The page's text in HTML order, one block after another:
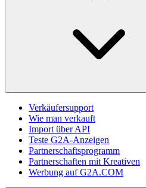
Verkäufersupport
Wie man verkauft
Import über API
Teste G2A-Anzeigen
Partnerschaftsprogramm
Partnerschaften mit Kreativen
Werbung auf G2A.COM